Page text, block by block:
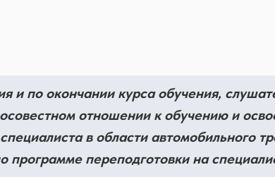
и по окончании курса обучения,
отношении к обучению и
в области автомобильного
программе переподготовки на